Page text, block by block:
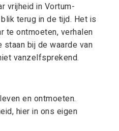
vrijheid in Vortum-
terug in de tijd. Het is
te ontmoeten, verhalen
bij de waarde van
vanzelfsprekend.
en ontmoeten.
hier in ons eigen